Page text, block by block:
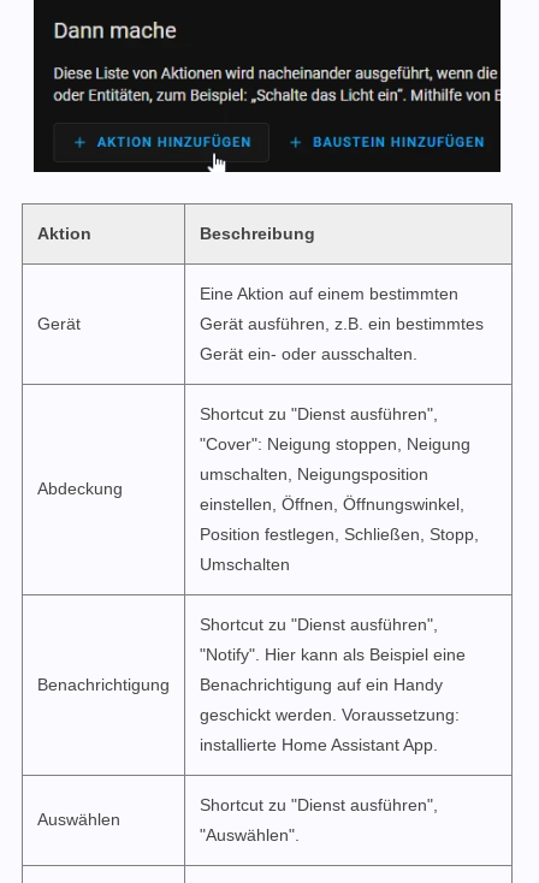
Aktion Beschreibung
Gerät
Eine Aktion auf einem bestimmten
Gerät ausführen, z.B. ein bestimmtes
Gerät ein- oder ausschalten.
Abdeckung
Shortcut zu "Dienst ausführen",
"Cover": Neigung stoppen, Neigung
umschalten, Neigungsposition
einstellen, Öffnen, Öffnungswinkel,
Position festlegen, Schließen, Stopp,
Umschalten
Benachrichtigung
Shortcut zu "Dienst ausführen",
"Notify". Hier kann als Beispiel eine
Benachrichtigung auf ein Handy
geschickt werden. Voraussetzung:
installierte Home Assistant App.
Auswählen
Shortcut zu "Dienst ausführen",
"Auswählen".